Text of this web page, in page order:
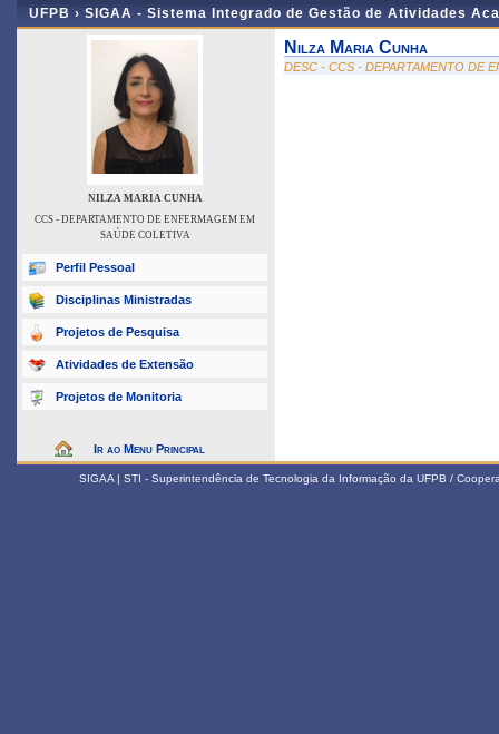
UFPB › SIGAA - Sistema Integrado de Gestão de Atividades
NILZA MARIA CUNHA
CCS - DEPARTAMENTO DE ENFERMAGEM EM
SAÚDE COLETIVA
Perfil Pessoal
Disciplinas Ministradas
Projetos de Pesquisa
Atividades de Extensão
Projetos de Monitoria
Ir ao Menu Principal
Nilza Maria Cunha
DESC - CCS - DEPARTAMENTO DE
SIGAA | STI - Superintendência de Tecnologia da Informação da UFPB /